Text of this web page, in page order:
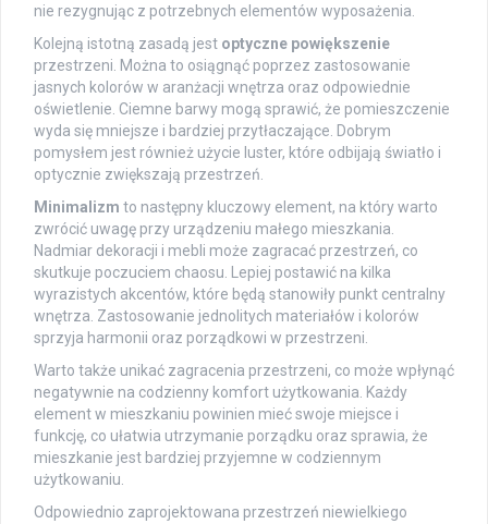
nie rezygnując z potrzebnych elementów wyposażenia.
Kolejną istotną zasadą jest optyczne powiększenie
przestrzeni. Można to osiągnąć poprzez zastosowanie
jasnych kolorów w aranżacji wnętrza oraz odpowiednie
oświetlenie. Ciemne barwy mogą sprawić, że pomieszczenie
wyda się mniejsze i bardziej przytłaczające. Dobrym
pomysłem jest również użycie luster, które odbijają światło i
optycznie zwiększają przestrzeń.
Minimalizm to następny kluczowy element, na który warto
zwrócić uwagę przy urządzeniu małego mieszkania.
Nadmiar dekoracji i mebli może zagracać przestrzeń, co
skutkuje poczuciem chaosu. Lepiej postawić na kilka
wyrazistych akcentów, które będą stanowiły punkt centralny
wnętrza. Zastosowanie jednolitych materiałów i kolorów
sprzyja harmonii oraz porządkowi w przestrzeni.
Warto także unikać zagracenia przestrzeni, co może wpłynąć
negatywnie na codzienny komfort użytkowania. Każdy
element w mieszkaniu powinien mieć swoje miejsce i
funkcję, co ułatwia utrzymanie porządku oraz sprawia, że
mieszkanie jest bardziej przyjemne w codziennym
użytkowaniu.
Odpowiednio zaprojektowana przestrzeń niewielkiego